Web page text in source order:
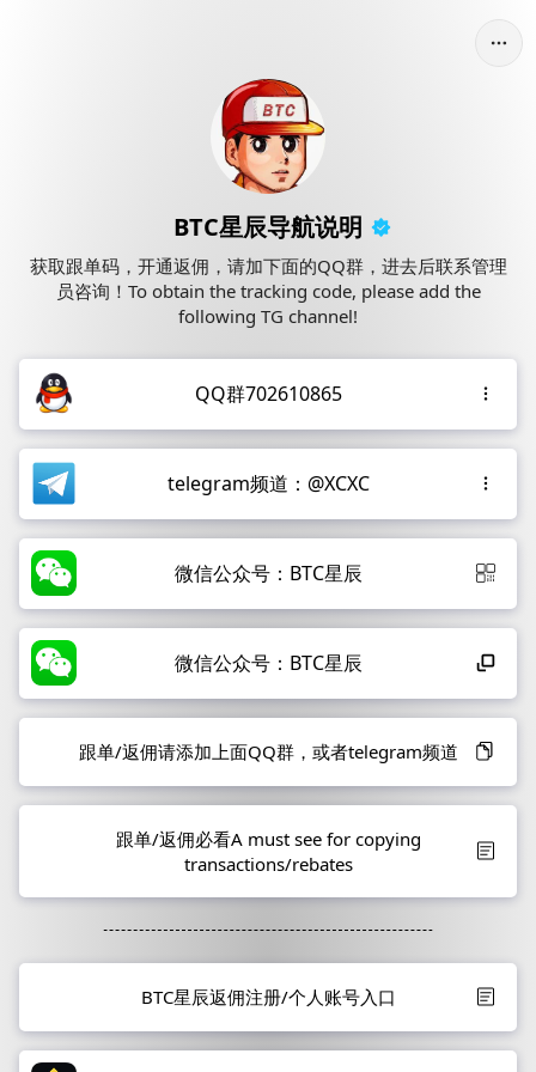
BTC星辰导航说明
获取跟单码，开通返佣，请加下面的QQ群，进去后联系管理
员咨询！To obtain the tracking code, please add the
following TG channel!
QQ群702610865
telegram频道：@XCXC
微信公众号：BTC星辰
微信公众号：BTC星辰
跟单/返佣请添加上面QQ群，或者telegram频道
跟单/返佣必看A must see for copying
transactions/rebates
BTC星辰返佣注册/个人账号入口